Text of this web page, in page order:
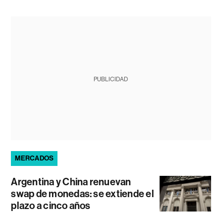
PUBLICIDAD
MERCADOS
Argentina y China renuevan
swap de monedas: se extiende el
plazo a cinco años